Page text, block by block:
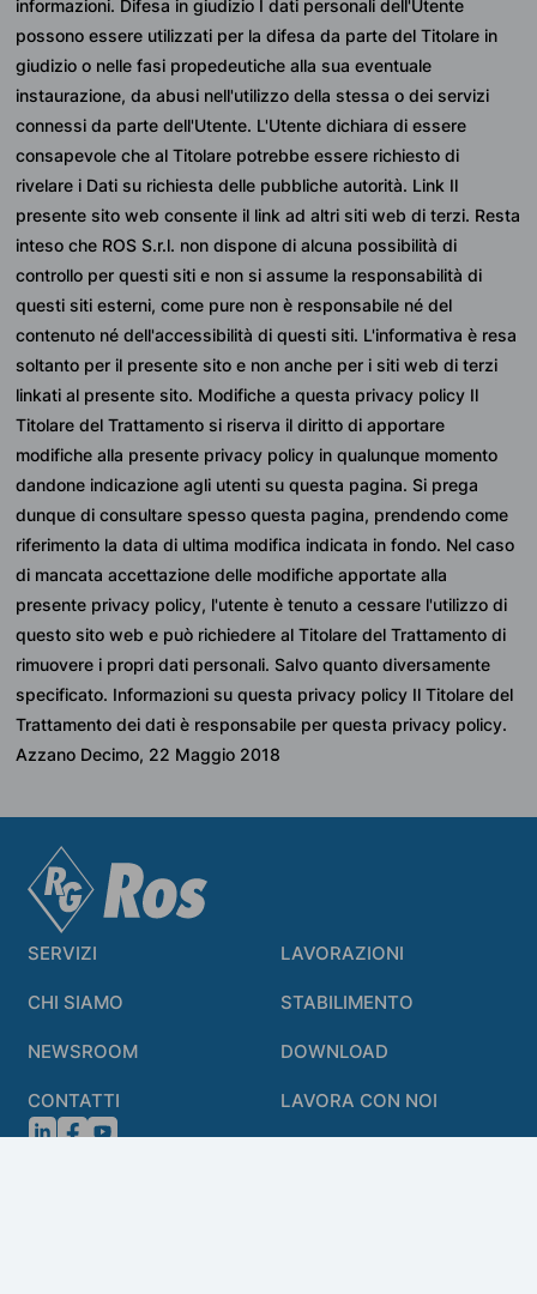
informazioni. Difesa in giudizio I dati personali dell'Utente
possono essere utilizzati per la difesa da parte del Titolare in
giudizio o nelle fasi propedeutiche alla sua eventuale
instaurazione, da abusi nell'utilizzo della stessa o dei servizi
connessi da parte dell'Utente. L'Utente dichiara di essere
consapevole che al Titolare potrebbe essere richiesto di
rivelare i Dati su richiesta delle pubbliche autorità. Link Il
presente sito web consente il link ad altri siti web di terzi. Resta
inteso che ROS S.r.l. non dispone di alcuna possibilità di
controllo per questi siti e non si assume la responsabilità di
questi siti esterni, come pure non è responsabile né del
contenuto né dell'accessibilità di questi siti. L'informativa è resa
soltanto per il presente sito e non anche per i siti web di terzi
linkati al presente sito. Modifiche a questa privacy policy Il
Titolare del Trattamento si riserva il diritto di apportare
modifiche alla presente privacy policy in qualunque momento
dandone indicazione agli utenti su questa pagina. Si prega
dunque di consultare spesso questa pagina, prendendo come
riferimento la data di ultima modifica indicata in fondo. Nel caso
di mancata accettazione delle modifiche apportate alla
presente privacy policy, l'utente è tenuto a cessare l'utilizzo di
questo sito web e può richiedere al Titolare del Trattamento di
rimuovere i propri dati personali. Salvo quanto diversamente
specificato. Informazioni su questa privacy policy Il Titolare del
Trattamento dei dati è responsabile per questa privacy policy.
Azzano Decimo, 22 Maggio 2018
SERVIZI LAVORAZIONI
CHI SIAMO STABILIMENTO
NEWSROOM DOWNLOAD
CONTATTI LAVORA CON NOI